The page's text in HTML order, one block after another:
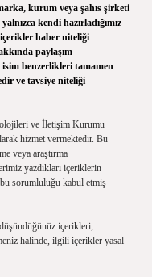
kurum veya şahıs şirketi
kendi hazırladığımız
haber niteliği
paylaşım
benzerlikleri tamamen
ve tavsiye niteliği
ve İletişim Kurumu
hizmet vermektedir. Bu
veya araştırma
yazdıkları içeriklerin
sorumluluğu kabul etmiş
içerikleri,
halinde, ilgili içerikler yasal